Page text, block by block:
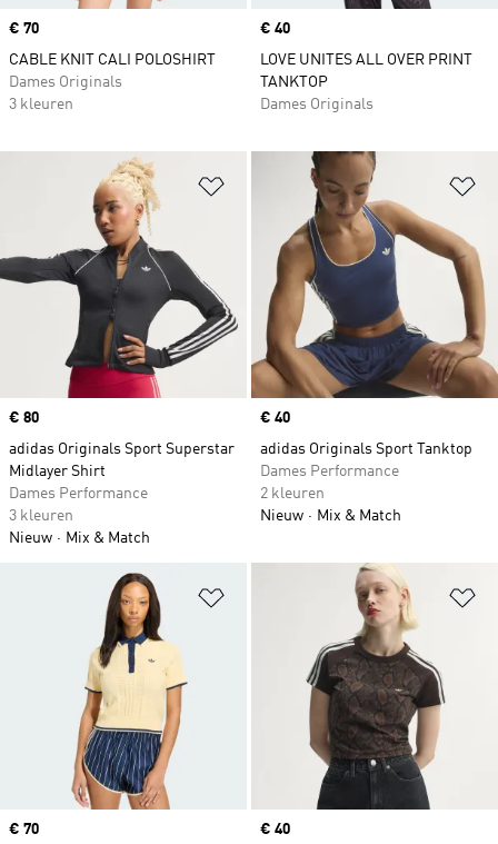
Price
€ 70
CABLE KNIT CALI POLOSHIRT
Dames Originals
3 kleuren
Price
€ 40
LOVE UNITES ALL OVER PRINT
TANKTOP
Dames Originals
Op verlanglijst zetten
Price
€ 80
adidas Originals Sport Superstar
Midlayer Shirt
Dames Performance
3 kleuren
Nieuw
Mix & Match
Price
€ 40
adidas Originals Sport Tanktop
Dames Performance
2 kleuren
Nieuw
Mix & Match
Op verlanglijst zetten
Price
€ 70
Price
€ 40